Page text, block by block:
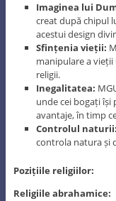
Imaginea lui
creat după chipul
acestui design
Sfințenia vieții:
manipulare a vieții
religii.
Inegalitatea:
unde cei bogați
avantaje, în timp
Controlul naturii:
controla natura și
Pozițiile religiilor:
Religiile abrahamice: